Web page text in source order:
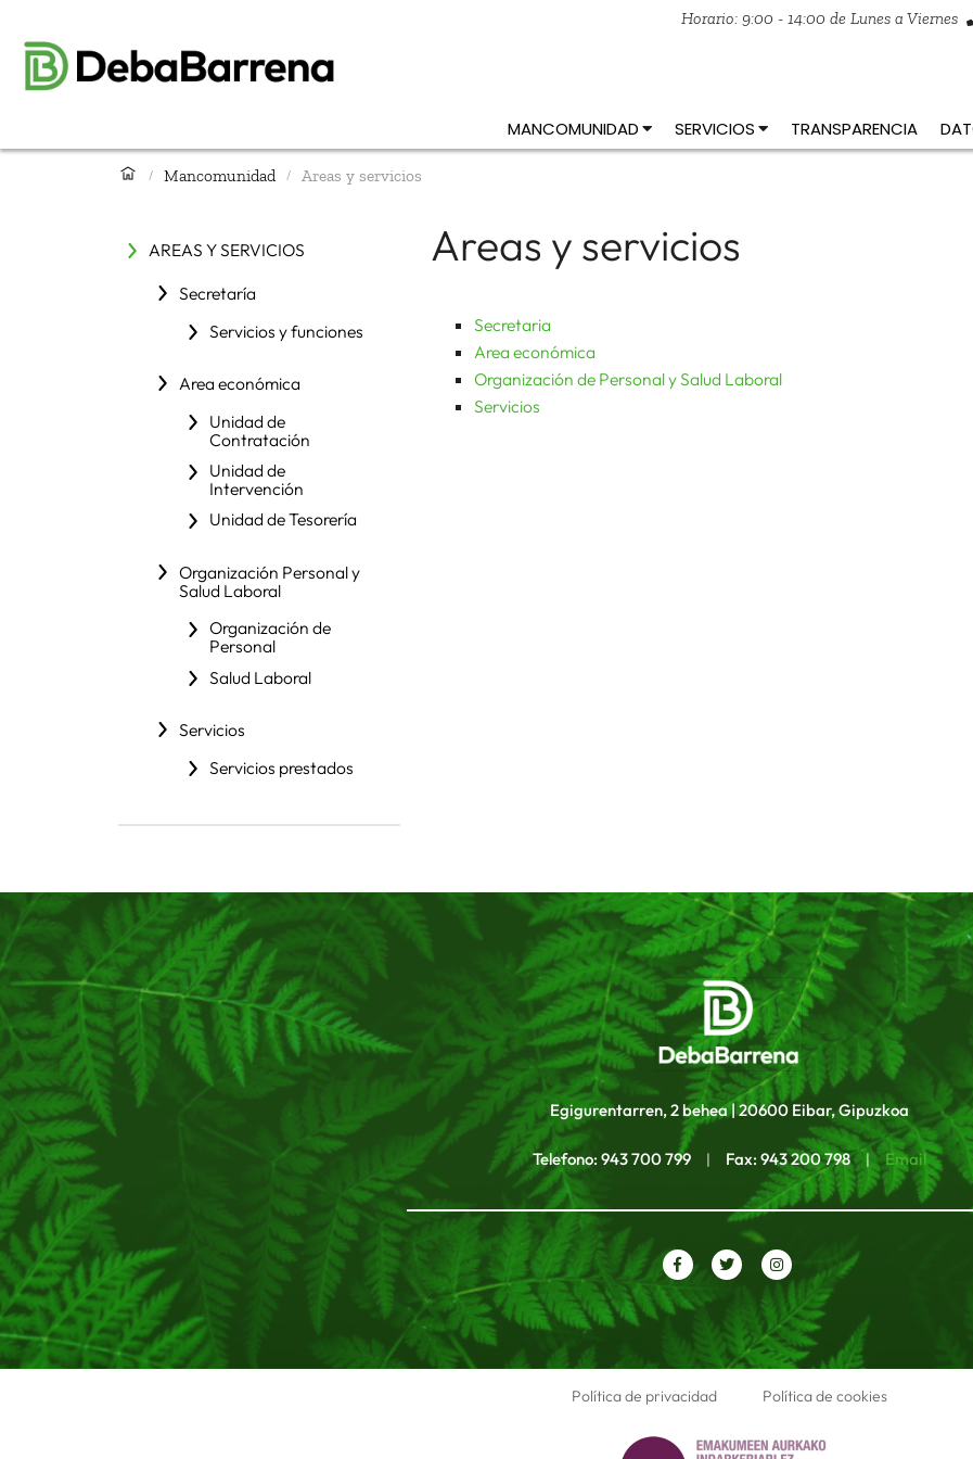
Horario: 9:00 - 14:00 de Lunes a Viernes
MANCOMUNIDAD SERVICIOS TRANSPARENCIA
/ Mancomunidad / Areas y servicios
AREAS Y SERVICIOS
Secretaría
Servicios y funciones
Area económica
Unidad de
Contratación
Unidad de
Intervención
Unidad de Tesorería
Organización Personal y
Salud Laboral
Organización de
Personal
Salud Laboral
Servicios
Servicios prestados
Areas y servicios
Secretaria
Area económica
Organización de Personal y Salud Laboral
Servicios
Egigurentarren, 2 behea | 20600 Eibar, Gipuzkoa
Telefono: 943 700 799 | Fax: 943 200 798 | Email
Política de privacidad Política de cookies